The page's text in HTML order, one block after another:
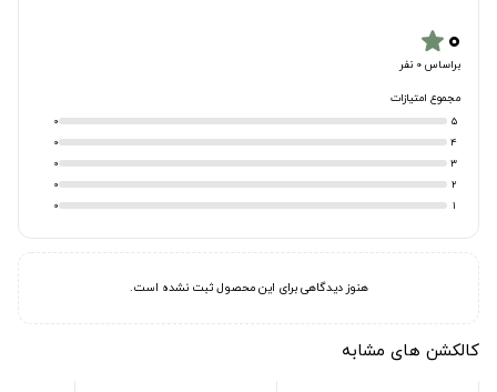
۰star
براساس 0 نفر
مجموع امتیازات
5
0
4
0
3
0
2
0
1
0
هنوز دیدگاهی برای این محصول ثبت نشده است.
کالکشن های مشابه